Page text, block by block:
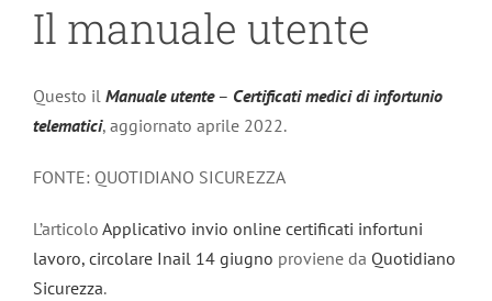
Il manuale utente
Questo il Manuale utente– Certificati medici di infortunio
telematici, aggiornato aprile 2022.
FONTE: QUOTIDIANO SICUREZZA
L’articolo Applicativo invio online certificati infortuni
lavoro, circolare Inail 14 giugno proviene da Quotidiano
Sicurezza.